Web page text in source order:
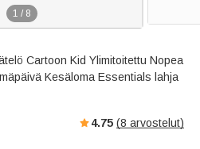
1 / 8
Cartoon Kid Ylimitoitettu Nopea
Kesäloma Essentials lahja
4.75 (8 arvostelut)